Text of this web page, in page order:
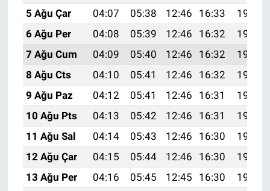
5 Ağu Çar
04:07 05:38 12:46 16:33
19:45
6 Ağu Per
04:08 05:39 12:46 16:32
19:44
7 Ağu Cum
04:09 05:40 12:46 16:32
19:43
8 Ağu Cts
04:10 05:41 12:46 16:32
19:42
9 Ağu Paz
04:12 05:41 12:46 16:31
19:41
10 Ağu Pts
04:13 05:42 12:46 16:31
19:39
11 Ağu Sal
04:14 05:43 12:46 16:30
19:38
12 Ağu Çar
04:15 05:44 12:46 16:30
19:37
13 Ağu Per
04:16 05:45 12:45 16:30
19:36